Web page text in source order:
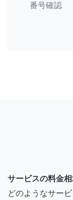
番号確認
サービスの料金相
どのようなサー